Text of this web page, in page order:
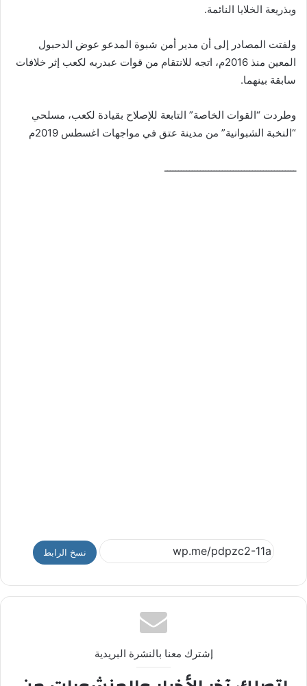
وبذريعة الخلايا النائمة.
ولفتت المصادر إلى أن مدير أمن شبوة المدعو عوض الدحبول
المعين منذ 2016م، اتجه للانتقام من قوات عبدربه لكعب إثر خلافات
سابقة بينهما.
وطردت “القوات الخاصة” التابعة للإصلاح بقيادة لكعب، مسلحي
“النخبة الشبوانية” من مدينة عتق في مواجهات اغسطس 2019م
ــــــــــــــــــــــــــــــــــــــــــــــــ
نسخ الرابط
إشترك معنا بالنشرة البريدية